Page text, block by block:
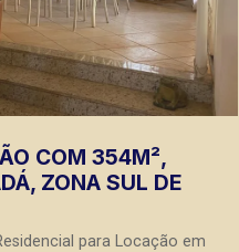
COM 354M²,
ZONA SUL DE
para Locação em